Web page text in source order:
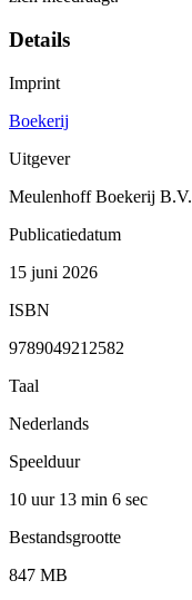
Details
Imprint
Boekerij
Uitgever
Meulenhoff Boekerij B.V.
Publicatiedatum
15 juni 2026
ISBN
9789049212582
Taal
Nederlands
Speelduur
10 uur 13 min 6 sec
Bestandsgrootte
847 MB